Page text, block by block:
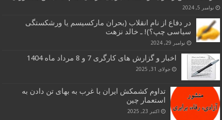
نوامبر 5, 2024
در دفاع از نام انقلاب (بحران مارکسیسم یا ورشکستگی
سیاسی چپ؟)! ـ خالد نزهت
نوامبر 29, 2024
اخبار و گزارش های کارگری 7 و 8 مرداد ماه 1404
جولای 31, 2025
تداوم کشمکش ایران با غرب به بهای تن دادن به
استعمار چین
اکتبر 23, 2025